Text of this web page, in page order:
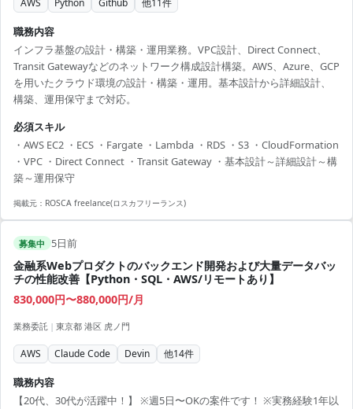
職務内容
インフラ基盤の設計・構築・運用業務。VPC設計、Direct Connect、
Transit Gatewayなどのネットワーク構成設計構築。AWS、Azure、GCP
を用いたクラウド環境の設計・構築・運用。基本設計から詳細設計、
構築、運用保守まで対応。
必須スキル
・AWS EC2 ・ECS ・Fargate ・Lambda ・RDS ・S3 ・CloudFormation
・VPC ・Direct Connect ・Transit Gateway ・基本設計～詳細設計～構
築～運用保守
掲載元： ROSCA freelance(ロスカフリーランス)
募集中 5日前
金融系Webプロダクトのバックエンド開発および大量データバッ
チの性能改善【Python・SQL・AWS/リモートあり】
830,000円〜880,000円/月
業務委託 | 東京都 港区 虎ノ門
AWS Claude Code Devin 他14件
職務内容
【20代、30代が活躍中！】 ※週5日〜OKの案件です！ ※実務経験1年以